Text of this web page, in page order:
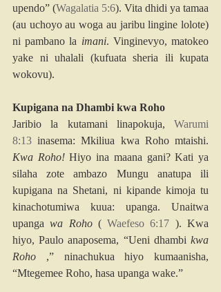
upendo” (Wagalatia 5:6). Vita dhidi ya tamaa
(au uchoyo au woga au jaribu lingine lolote)
ni pambano la imani. Vinginevyo, matokeo
yake ni uhalali (kufuata sheria ili kupata
wokovu).
Kupigana na Dhambi kwa Roho
Jaribio la kutamani linapokuja, Warumi
8:13
Kwa Roho! Hiyo ina maana gani? Kati ya
silaha zote ambazo Mungu anatupa ili
kupigana na Shetani, ni kipande kimoja tu
kinachotumiwa kuua: upanga. Unaitwa
upanga wa Roho ( Waefeso 6:17 ). Kwa
hiyo, Paulo anaposema, “Ueni dhambi kwa
Roho ,” ninachukua hiyo kumaanisha,
“Mtegemee Roho, hasa upanga wake.”